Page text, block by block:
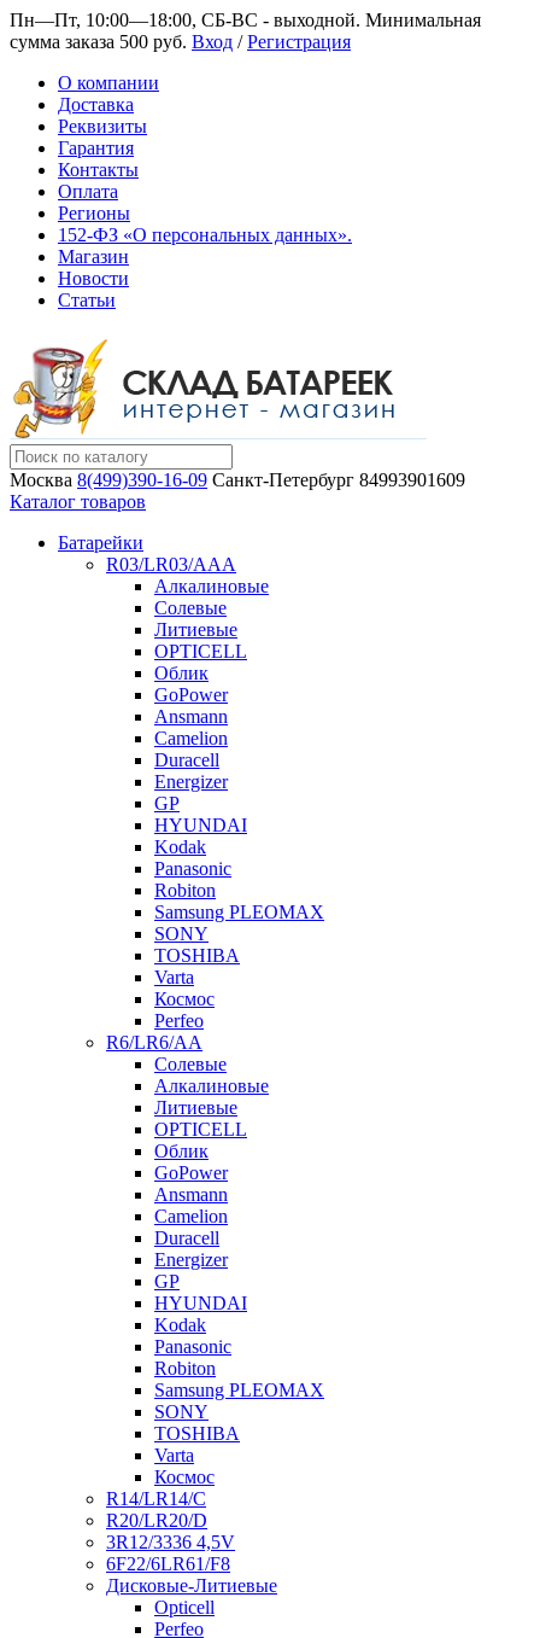
Пн—Пт, 10:00—18:00, СБ-ВС - выходной. Минимальная
сумма заказа 500 руб. Вход /Регистрация
О компании
Доставка
Реквизиты
Гарантия
Контакты
Оплата
Регионы
152-ФЗ «О персональных данных».
Магазин
Новости
Статьи
Москва 8(499)390-16-09 Санкт-Петербург 84993901609
Каталог товаров
Батарейки
R03/LR03/AAA
Алкалиновые
Солевые
Литиевые
OPTICELL
Облик
GoPower
Ansmann
Camelion
Duracell
Energizer
GP
HYUNDAI
Kodak
Panasonic
Robiton
Samsung PLEOMAX
SONY
TOSHIBA
Varta
Космос
Perfeo
R6/LR6/AA
Солевые
Алкалиновые
Литиевые
OPTICELL
Облик
GoPower
Ansmann
Camelion
Duracell
Energizer
GP
HYUNDAI
Kodak
Panasonic
Robiton
Samsung PLEOMAX
SONY
TOSHIBA
Varta
Космос
R14/LR14/C
R20/LR20/D
3R12/3336 4,5V
6F22/6LR61/F8
Дисковые-Литиевые
Opticell
Perfeo